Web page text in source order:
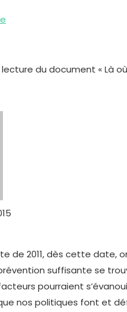
du document « Là
de 2011, dès cette
suffisante se
pourraient
nos politiques font et